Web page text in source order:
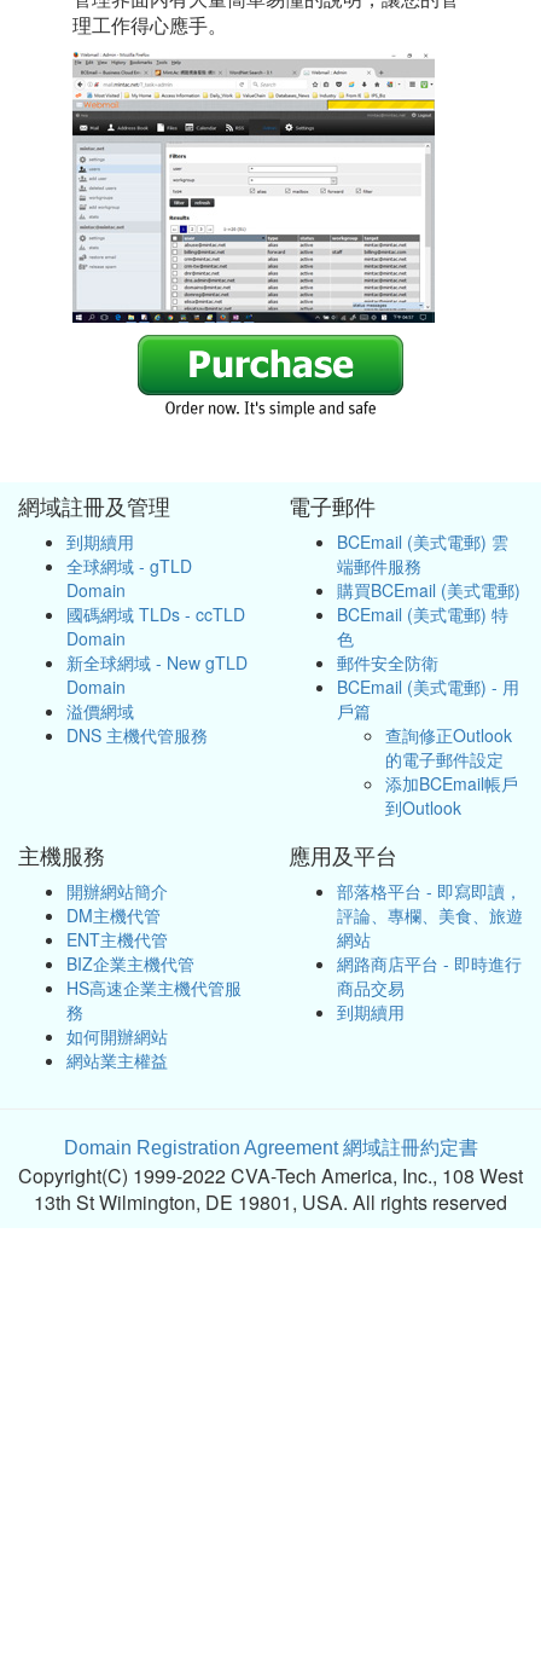
理工作得心應手。
網域註冊及管理
到期續用
全球網域 - gTLD
Domain
國碼網域 TLDs - ccTLD
Domain
新全球網域 - New gTLD
Domain
溢價網域
DNS 主機代管服務
電子郵件
BCEmail (美式電郵) 雲
端郵件服務
購買BCEmail (美式電郵)
BCEmail (美式電郵) 特
色
郵件安全防衛
BCEmail (美式電郵) - 用
戶篇
查詢修正Outlook
的電子郵件設定
添加BCEmail帳戶
到Outlook
主機服務
開辦網站簡介
DM主機代管
ENT主機代管
BIZ企業主機代管
HS高速企業主機代管服
務
如何開辦網站
網站業主權益
應用及平台
部落格平台 - 即寫即讀，
評論、專欄、美食、旅遊
網站
網路商店平台 - 即時進行
商品交易
到期續用
Domain Registration Agreement 網域註冊約定書
Copyright(C) 1999-2022 CVA-Tech America, Inc., 108 West
13th St Wilmington, DE 19801, USA. All rights reserved